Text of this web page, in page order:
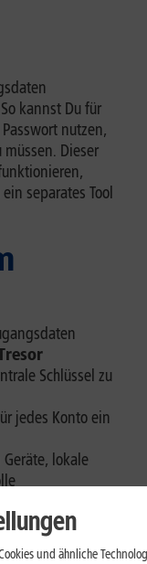
kannst Du für
nutzen,
Dieser
separates Tool
Schlüssel zu
jedes Konto ein
lokale
oder sensible
und ähnliche